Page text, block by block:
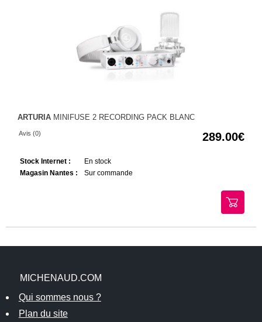
ARTURIA MINIFUSE 2 RECORDING PACK BLANC
Avis (0) 289.00
Stock Internet :
En stock
Magasin Nantes :
Sur commande
MICHENAUD.COM
Qui sommes nous ?
Plan du site